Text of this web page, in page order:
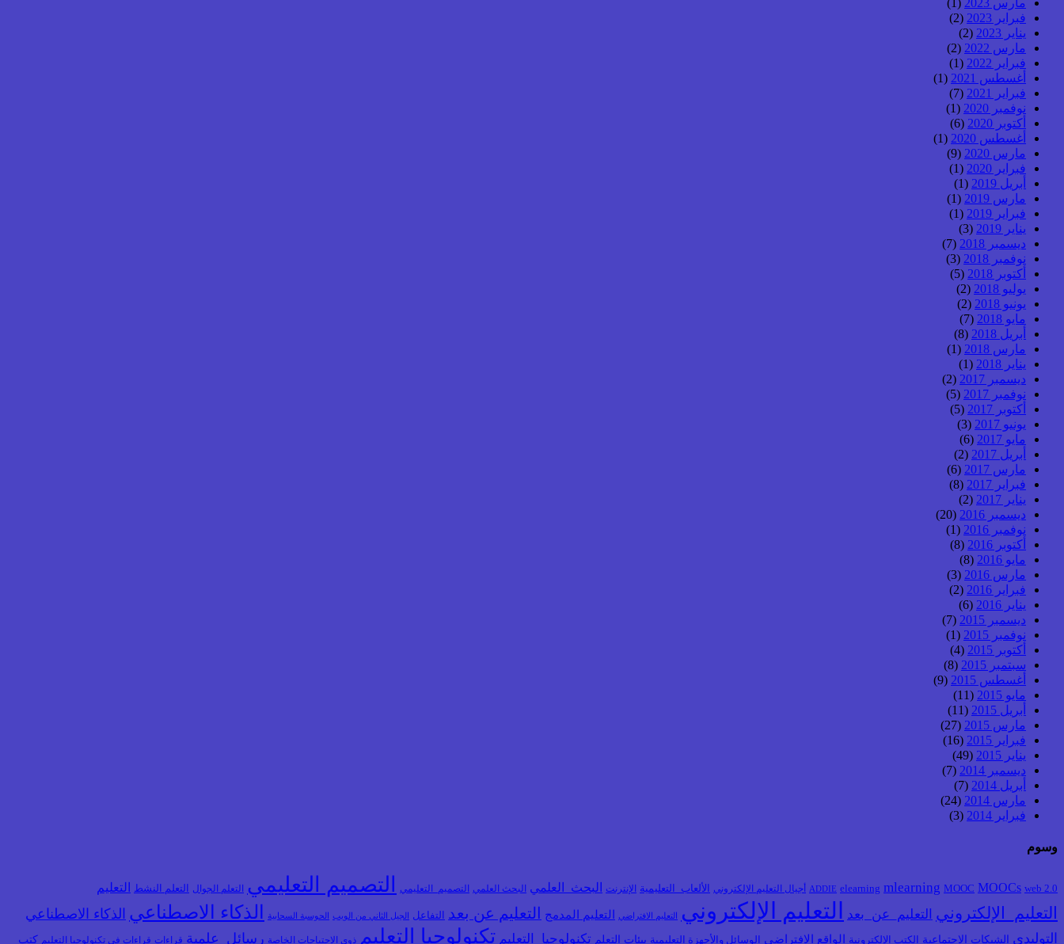
مارس 2023
(1)
فبراير 2023
(2)
يناير 2023
(2)
مارس 2022
(2)
فبراير 2022
(1)
أغسطس 2021
(1)
فبراير 2021
(7)
نوفمبر 2020
(1)
أكتوبر 2020
(6)
أغسطس 2020
(1)
مارس 2020
(9)
فبراير 2020
(1)
أبريل 2019
(1)
مارس 2019
(1)
فبراير 2019
(1)
يناير 2019
(3)
ديسمبر 2018
(7)
نوفمبر 2018
(3)
أكتوبر 2018
(5)
يوليو 2018
(2)
يونيو 2018
(2)
مايو 2018
(7)
أبريل 2018
(8)
مارس 2018
(1)
يناير 2018
(1)
ديسمبر 2017
(2)
نوفمبر 2017
(5)
أكتوبر 2017
(5)
يونيو 2017
(3)
مايو 2017
(6)
أبريل 2017
(2)
مارس 2017
(6)
فبراير 2017
(8)
يناير 2017
(2)
ديسمبر 2016
(20)
نوفمبر 2016
(1)
أكتوبر 2016
(8)
مايو 2016
(8)
مارس 2016
(3)
فبراير 2016
(2)
يناير 2016
(6)
ديسمبر 2015
(7)
نوفمبر 2015
(1)
أكتوبر 2015
(4)
سبتمبر 2015
(8)
أغسطس 2015
(9)
مايو 2015
(11)
أبريل 2015
(11)
مارس 2015
(27)
فبراير 2015
(16)
يناير 2015
(49)
ديسمبر 2014
(7)
أبريل 2014
(7)
مارس 2014
(24)
فبراير 2014
(3)
وسوم
ADDIE elearning mlearning MOOC MOOCs web 2.0 أجيال التعليم الإلكتروني الألعاب_التعليمية الإنترنت البحث_العلمي البحث العلمي التصميم_التعليمي التصميم التعليمي التعلم الجوال التعلم النشط التعليم
التعليم_الإلكتروني التعليم_عن_بعد التعليم الإلكتروني التعليم الافتراضي التعليم المدمج التعليم عن بعد التفاعل الجيل الثاني من الويب الحوسبة السحابية الذكاء الاصطناعي الذكاء الاصطناعي
التوليدي
الشبكات الاجتماعية الكتب الإلكترونية الواقع الافتراضي الوسائل والأجهزة التعليمية بيئات التعلم تكنولوجيا_التعليم تكنولوجيا التعليم ذوي الاحتياجات الخاصة رسائل_علمية قراءات قراءات في تكنولوجيا التعليم كتب